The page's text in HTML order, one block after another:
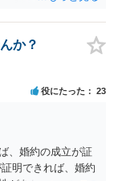
か？
役にたった 23
、婚約の成立が証
明できれば、婚約